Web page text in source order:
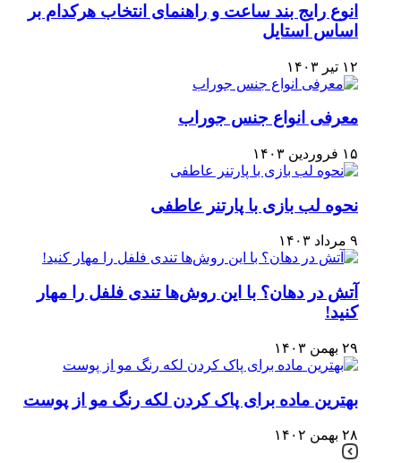
انوع رایج بند ساعت و راهنمای انتخاب هرکدام بر
اساس استایل
۱۲ تیر ۱۴۰۳
معرفی انواع جنس جوراب
۱۵ فروردین ۱۴۰۳
نحوه لب بازی با پارتنر عاطفی
۹ مرداد ۱۴۰۳
آتش در دهان؟ با این روش‌ها تندی فلفل را مهار
کنید!
۲۹ بهمن ۱۴۰۳
بهترین ماده برای پاک کردن لکه رنگ مو از پوست
۲۸ بهمن ۱۴۰۲